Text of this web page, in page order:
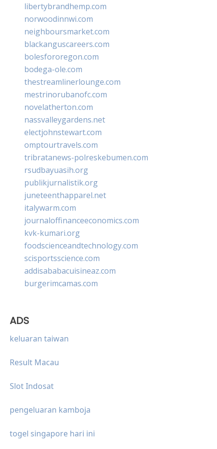
libertybrandhemp.com
norwoodinnwi.com
neighboursmarket.com
blackanguscareers.com
bolesfororegon.com
bodega-ole.com
thestreamlinerlounge.com
mestrinorubanofc.com
novelatherton.com
nassvalleygardens.net
electjohnstewart.com
omptourtravels.com
tribratanews-polreskebumen.com
rsudbayuasih.org
publikjurnalistik.org
juneteenthapparel.net
italywarm.com
journaloffinanceeconomics.com
kvk-kumari.org
foodscienceandtechnology.com
scisportsscience.com
addisababacuisineaz.com
burgerimcamas.com
ADS
keluaran taiwan
Result Macau
Slot Indosat
pengeluaran kamboja
togel singapore hari ini